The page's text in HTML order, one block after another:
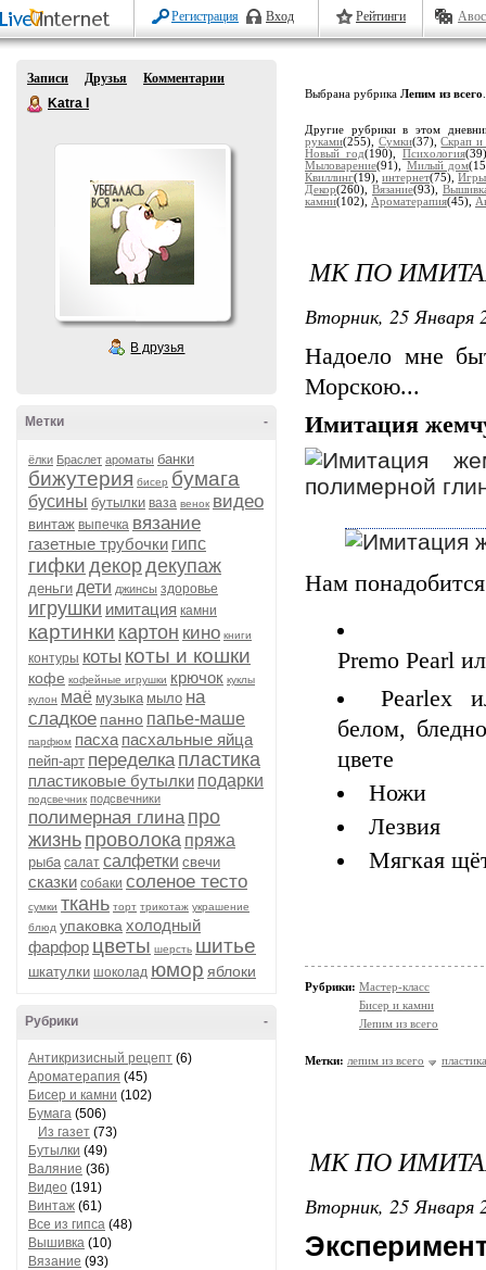
Регистрация Вход Рейтинги
Записи Друзья
Комментарии
Katra I
В друзья
-
Метки
ёлки Браслет ароматы банки
бижутерия бисер бумага
бусины бутылки ваза венок видео
винтаж выпечка вязание
газетные трубочки гипс
гифки декордекупаж
деньги дети джинсы здоровье
игрушки имитация камни
картинки картон кино книги
контуры коты коты и кошки
кофе кофейные игрушки крючок куклы
кулон маё музыка мыло на
сладкое панно папье-маше
парфюм пасха пасхальные яйца
пейп-арт переделка пластика
пластиковые бутылки подарки
подсвечник подсвечники
полимерная глина про
жизнь проволока пряжа
рыба салат салфетки свечи
сказки собаки соленое тесто
сумки ткань торт трикотаж украшение
блюд упаковка холодный
фарфор цветы шерсть шитье
шкатулки шоколад юмор яблоки
-
Рубрики
Антикризисный рецепт (6)
Ароматерапия (45)
Бисер и камни (102)
Бумага (506)
Из газет (73)
Бутылки (49)
Валяние (36)
Видео (191)
Винтаж (61)
Все из гипса (48)
Вышивка (10)
Вязание (93)
Выбрана рубрика Лепим из всего
Другие рубрики в этом
руками(255), Сумки(37),Скрап и
Новый год(190), Психология
Мыловарение(91), Милый дом
Квиллинг(19),интернет(75),
Декор(260), Вязание(93),
камни(102), Ароматерапия(45),
МК ПО
Вторник, 25 Января
Надоело мне
Морскою...
Имитация
Нам
Premo Pearl
Pearlex
белом,
цвете
Ножи
Лезвия
Мягкая
Рубрики: Мастер-класс
Бисер и камни
Лепим из всего
Метки: лепим из всего пластика
МК ПО
Вторник, 25 Января